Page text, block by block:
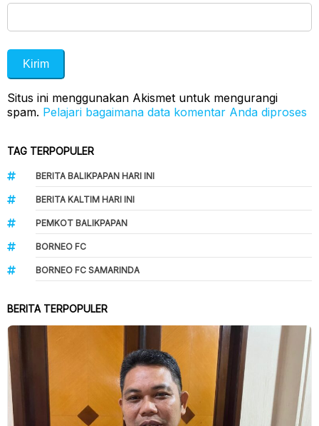
Situs ini menggunakan Akismet untuk mengurangi
spam. Pelajari bagaimana data komentar Anda diproses
TAG TERPOPULER
BERITA BALIKPAPAN HARI INI
BERITA KALTIM HARI INI
PEMKOT BALIKPAPAN
BORNEO FC
BORNEO FC SAMARINDA
BERITA TERPOPULER